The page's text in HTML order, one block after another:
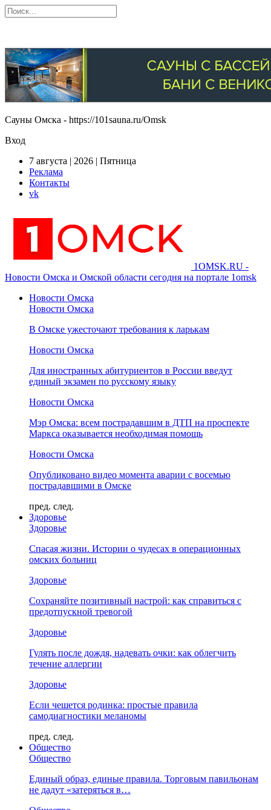
Сауны Омска - https://101sauna.ru/Omsk
Вход
7 августа | 2026 | Пятница
Реклама
Контакты
vk
1OMSK.RU -
Новости Омска и Омской области сегодня на портале 1omsk
Новости Омска
Новости Омска
В Омске ужесточают требования к ларькам
Новости Омска
Для иностранных абитуриентов в России введут
единый экзамен по русскому языку
Новости Омска
Мэр Омска: всем пострадавшим в ДТП на проспекте
Маркса оказывается необходимая помощь
Новости Омска
Опубликовано видео момента аварии с восемью
пострадавшими в Омске
пред. след.
Здоровье
Здоровье
Спасая жизни. Истории о чудесах в операционных
омских больниц
Здоровье
Сохраняйте позитивный настрой: как справиться с
предотпускной тревогой
Здоровье
Гулять после дождя, надевать очки: как облегчить
течение аллергии
Здоровье
Если чешется родинка: простые правила
самодиагностики меланомы
пред. след.
Общество
Общество
Единый образ, единые правила. Торговым павильонам
не дадут «затеряться в…